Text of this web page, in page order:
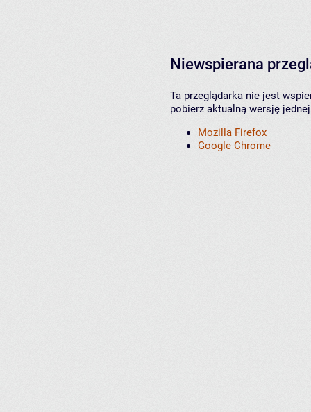
Niewspierana
Ta przeglądarka nie jest
pobierz aktualną wersję
Mozilla Firefox
Google Chrome